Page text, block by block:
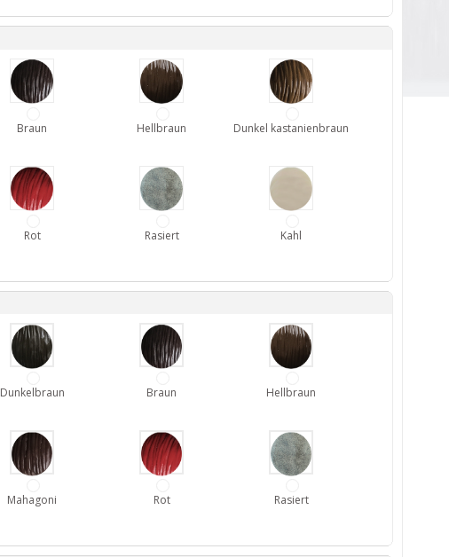
Braun Hellbraun Dunkel kastanienbraun
Rot Rasiert Kahl
Dunkelbraun Braun Hellbraun
Mahagoni Rot Rasiert